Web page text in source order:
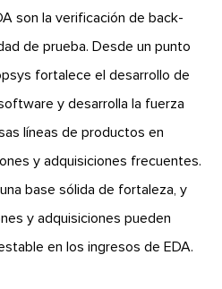
son la verificación de back-
de prueba. Desde un punto
fortalece el desarrollo de
y desarrolla la fuerza
líneas de productos en
y adquisiciones frecuentes.
base sólida de fortaleza, y
y adquisiciones pueden
en los ingresos de EDA.